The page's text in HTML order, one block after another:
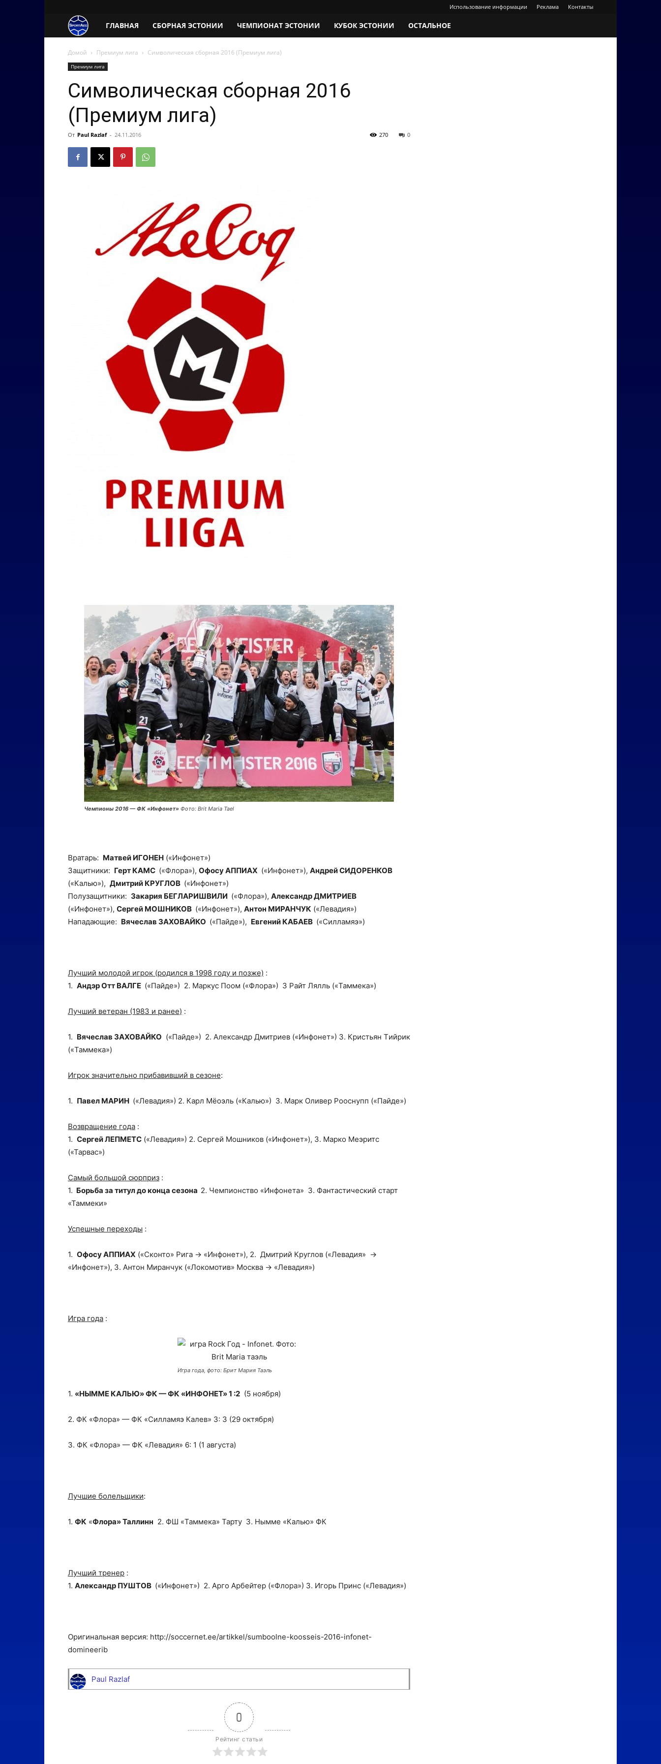
Использование информации Реклама Контакты
SportAeg.EE
ГЛАВНАЯ СБОРНАЯ ЭСТОНИИ ЧЕМПИОНАТ ЭСТОНИИ КУБОК ЭСТОНИИ ОСТАЛЬНОЕ
Домой Премиум лига Символическая сборная 2016 (Премиум лига)
Премиум лига
Символическая сборная 2016
(Премиум лига)
От Paul Razlaf - 24.11.2016 0
270
Чемпионы 2016 — ФК «Инфонет» Фото: Brit Maria Tael
Вратарь: Матвей ИГОНЕН («Инфонет»)
Защитники: Герт КАМС («Флора»), Офосу АППИАХ («Инфонет»), Андрей СИДОРЕНКОВ
(«Калью»), Дмитрий КРУГЛОВ («Инфонет»)
Полузащитники: Закария БЕГЛАРИШВИЛИ («Флора»), Александр ДМИТРИЕВ
(«Инфонет»), Сергей МОШНИКОВ («Инфонет»), Антон MИРАНЧУК («Левадия»)
Нападающие: Вячеслав ЗАХОВАЙКО («Пайде»), Евгений КАБАЕВ («Силламяэ»)
Лучший молодой игрок (родился в 1998 году и позже) :
1. Андэр Отт ВАЛГЕ («Пайде») 2. Маркус Поом («Флора») 3 Райт Лялль («Taммeкa»)
Лучший ветеран (1983 и ранее) :
1. Вячеслав ЗАХОВАЙКО («Пайде») 2. Александр Дмитриев («Инфонет») 3. Кристьян Tийрик
(«Taммекa»)
Игрок значительно прибавивший в сезоне:
1. Павел МАРИН («Левадия») 2. Карл Мёоэль («Калью») 3. Mарк Oливер Рооснупп («Пайде»)
Возвращение года :
1. Сергей ЛЕПМЕТС («Левадия») 2. Сергей Мошников («Инфонет»), 3. Марко Меэритс
(«Тарвас»)
Самый большой сюрприз :
1. Борьба за титул до конца сезона 2. Чемпионство «Инфонета» 3. Фантастический старт
«Таммеки»
Успешные переходы :
1. Офосу АППИАХ («Сконто» Рига -> «Инфонет»), 2. Дмитрий Круглов («Левадия» ->
«Инфонет»), 3. Антон Mиранчук («Локомотив» Москва -> «Левадия»)
Игра года :
Игра года, фото: Брит Мария Таэль
1. «НЫММЕ КАЛЬЮ» ФК — ФК «ИНФОНЕТ» 1 :2 (5 ноября)
2. ФК «Флора» — ФК «Силламяэ Калев» 3: 3 (29 октября)
3. ФК «Флора» — ФК «Левадия» 6: 1 (1 августа)
Лучшие болельщики:
1. ФК «Флора» Таллинн 2. ФШ «Taммекa» Тарту 3. Нымме «Калью» ФК
Лучший тренер :
1. Александр ПУШТОВ («Инфонет») 2. Арго Арбейтер («Флора») 3. Игорь Принс («Левадия»)
Оригинальная версия: http://soccernet.ee/artikkel/sumboolne-koosseis-2016-infonet-
domineerib
Paul Razlaf
0
Рейтинг статьи